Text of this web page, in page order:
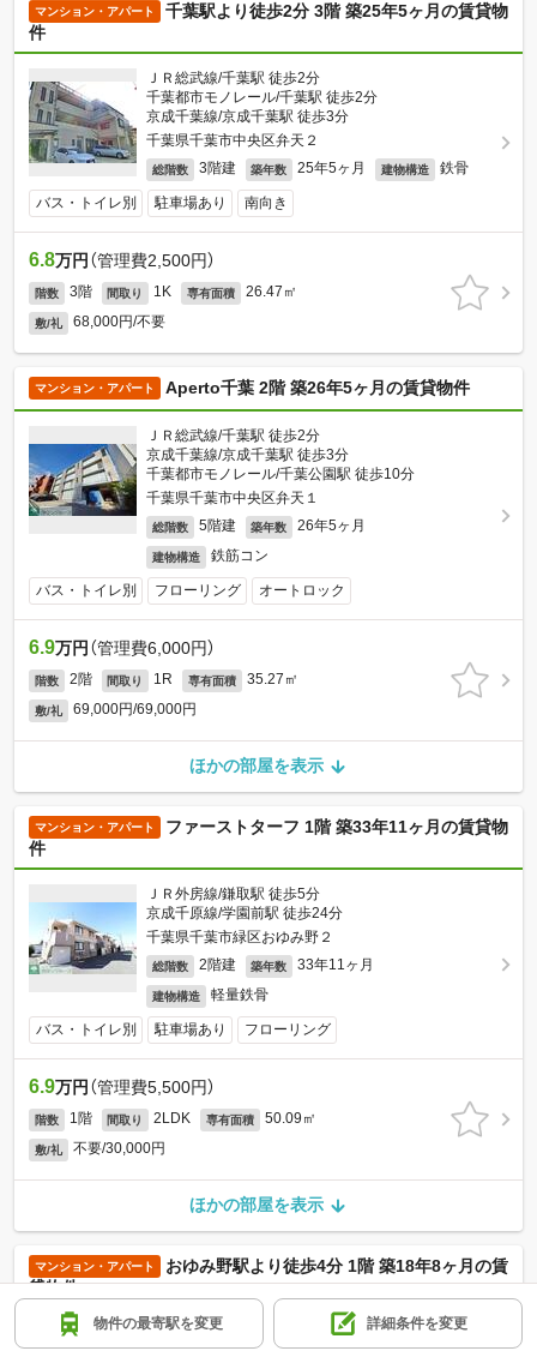
マンション・アパート
千葉駅より徒歩2分 3階 築25年5ヶ月の賃貸物
件
ＪＲ総武線/千葉駅 徒歩2分
千葉都市モノレール/千葉駅 徒歩2分
京成千葉線/京成千葉駅 徒歩3分
千葉県千葉市中央区弁天２
総階数 3階建 築年数 25年5ヶ月 建物構造 鉄骨
バス・トイレ別 駐車場あり 南向き
6.8万円 （管理費2,500円）
階数 3階 間取り 1K 専有面積 26.47㎡
敷/礼 68,000円/不要
マンション・アパート Aperto千葉 2階 築26年5ヶ月の賃貸物件
ＪＲ総武線/千葉駅 徒歩2分
京成千葉線/京成千葉駅 徒歩3分
千葉都市モノレール/千葉公園駅 徒歩10分
千葉県千葉市中央区弁天１
総階数 5階建 築年数 26年5ヶ月
建物構造 鉄筋コン
バス・トイレ別 フローリング オートロック
6.9万円 （管理費6,000円）
階数 2階 間取り 1R 専有面積 35.27㎡
敷/礼 69,000円/69,000円
ほかの部屋を表示
マンション・アパート
ファーストターフ 1階 築33年11ヶ月の賃貸物
件
ＪＲ外房線/鎌取駅 徒歩5分
京成千原線/学園前駅 徒歩24分
千葉県千葉市緑区おゆみ野２
総階数 2階建 築年数 33年11ヶ月
建物構造 軽量鉄骨
バス・トイレ別 駐車場あり フローリング
6.9万円 （管理費5,500円）
階数 1階 間取り 2LDK 専有面積 50.09㎡
敷/礼 不要/30,000円
ほかの部屋を表示
マンション・アパート
おゆみ野駅より徒歩4分 1階 築18年8ヶ月の賃
貸物件
京成千原線/おゆみ野駅 徒歩4分
京成千原線/学園前駅 徒歩22分
物件の最寄駅を変更 詳細条件を変更